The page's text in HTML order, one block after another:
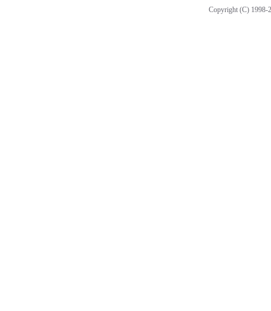
Copyright (C) 1998-